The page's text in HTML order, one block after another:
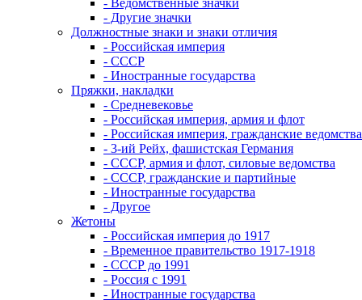
- Ведомственные значки
- Другие значки
Должностные знаки и знаки отличия
- Российская империя
- СССР
- Иностранные государства
Пряжки, накладки
- Средневековье
- Российская империя, армия и флот
- Российская империя, гражданские ведомства
- 3-ий Рейх, фашистская Германия
- СССР, армия и флот, силовые ведомства
- СССР, гражданские и партийные
- Иностранные государства
- Другое
Жетоны
- Российская империя до 1917
- Временное правительство 1917-1918
- СССР до 1991
- Россия с 1991
- Иностранные государства